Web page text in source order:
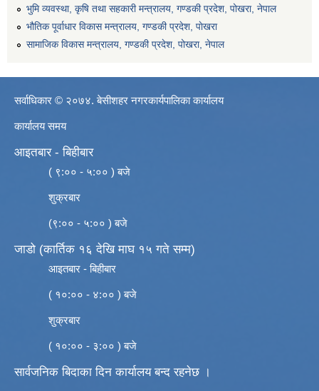
भुमि व्यवस्था, कृषि तथा सहकारी मन्त्रालय, गण्डकी प्रदेश, पोखरा, नेपाल
भौतिक पूर्वाधार विकास मन्त्रालय, गण्डकी प्रदेश, पाेखरा
सामाजिक विकास मन्त्रालय, गण्डकी प्रदेश, पोखरा, नेपाल
सर्वाधिकार © २०७४. बेसीशहर नगरकार्यपालिका कार्यालय
कार्यालय समय
आइतबार - बिहीबार
( ९:०० - ५:०० ) बजे
शुक्रबार
(९:०० - ५:०० ) बजे
जाडो (कार्तिक १६ देखि माघ १५ गते सम्म)
आइतबार - बिहीबार
( १०:०० - ४:०० ) बजे
शुक्रबार
( १०:०० - ३:०० ) बजे
सार्वजनिक बिदाका दिन कार्यालय बन्द रहनेछ ।